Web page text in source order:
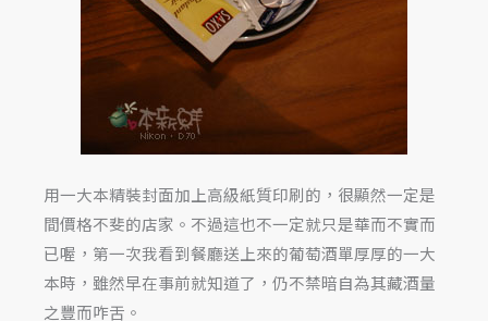
用一大本精裝封面加上高級紙質印刷的，很顯然一定是
間價格不斐的店家。不過這也不一定就只是華而不實而
已喔，第一次我看到餐廳送上來的葡萄酒單厚厚的一大
本時，雖然早在事前就知道了，仍不禁暗自為其藏酒量
之豐而咋舌。